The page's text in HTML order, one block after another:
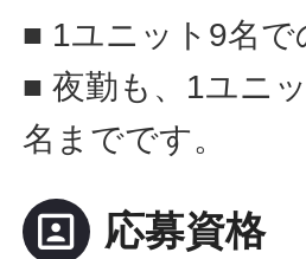
■ 1ユニット9名
■ 夜勤も、1ユニ
名までです。
portrait 応募資格